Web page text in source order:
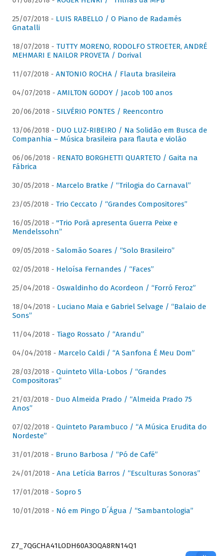
25/07/2018 - LUIS RABELLO / O Piano de Radamés
Gnatalli
18/07/2018 - TUTTY MORENO, RODOLFO STROETER, ANDRÉ
MEHMARI E NAILOR PROVETA / Dorival
11/07/2018 - ANTONIO ROCHA / Flauta brasileira
04/07/2018 - AMILTON GODOY / Jacob 100 anos
20/06/2018 - SILVÉRIO PONTES / Reencontro
13/06/2018 - DUO LUZ-RIBEIRO / Na Solidão em Busca de
Companhia – Música brasileira para flauta e violão
06/06/2018 - RENATO BORGHETTI QUARTETO / Gaita na
Fábrica
30/05/2018 - Marcelo Bratke / “Trilogia do Carnaval”
23/05/2018 - Trio Ceccato / “Grandes Compositores”
16/05/2018 - "Trio Porã apresenta Guerra Peixe e
Mendelssohn”
09/05/2018 - Salomão Soares / “Solo Brasileiro”
02/05/2018 - Heloísa Fernandes / “Faces”
25/04/2018 - Oswaldinho do Acordeon / “Forró Feroz”
18/04/2018 - Luciano Maia e Gabriel Selvage / “Balaio de
Sons”
11/04/2018 - Tiago Rossato / “Arandu”
04/04/2018 - Marcelo Caldi / “A Sanfona É Meu Dom”
28/03/2018 - Quinteto Villa-Lobos / “Grandes
Compositoras”
21/03/2018 - Duo Almeida Prado / “Almeida Prado 75
Anos”
07/02/2018 - Quinteto Parambuco / “A Música Erudita do
Nordeste”
31/01/2018 - Bruno Barbosa / “Pó de Café”
24/01/2018 - Ana Letícia Barros / “Esculturas Sonoras”
17/01/2018 - Sopro 5
10/01/2018 - Nó em Pingo D´Água / “Sambantologia”
Z7_7QGCHA41LODH60A3OQA8RN14Q1